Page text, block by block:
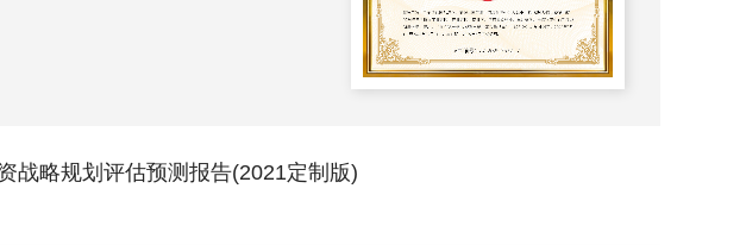
战略规划评估预测报告(2021定制版)